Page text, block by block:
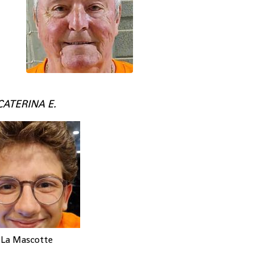
E.
La Mascotte